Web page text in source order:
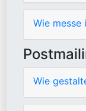
Wie
Wie